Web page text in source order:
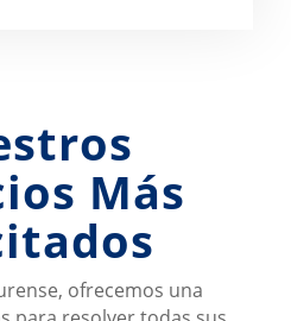
Más
ofrecemos una